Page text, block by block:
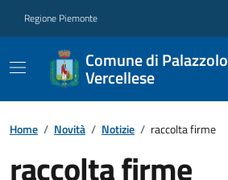
Regione Piemonte
Comune di Palazzolo
Vercellese
Home / Novità / Notizie / raccolta firme
raccolta firme